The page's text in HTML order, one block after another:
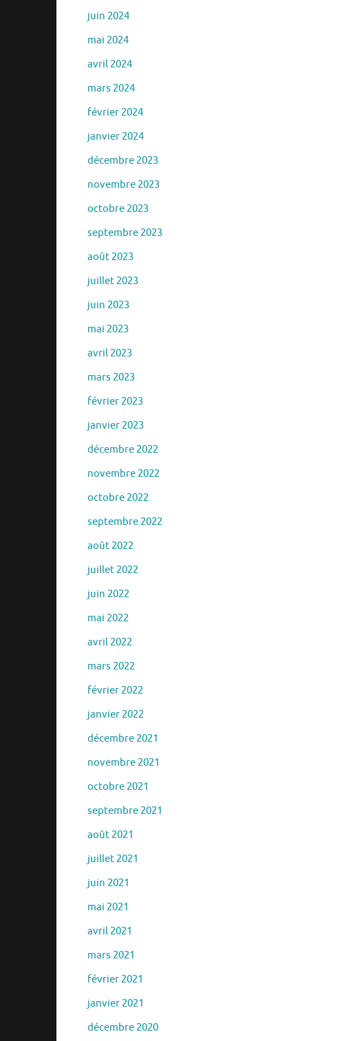
juin 2024
mai 2024
avril 2024
mars 2024
février 2024
janvier 2024
décembre 2023
novembre 2023
octobre 2023
septembre 2023
août 2023
juillet 2023
juin 2023
mai 2023
avril 2023
mars 2023
février 2023
janvier 2023
décembre 2022
novembre 2022
octobre 2022
septembre 2022
août 2022
juillet 2022
juin 2022
mai 2022
avril 2022
mars 2022
février 2022
janvier 2022
décembre 2021
novembre 2021
octobre 2021
septembre 2021
août 2021
juillet 2021
juin 2021
mai 2021
avril 2021
mars 2021
février 2021
janvier 2021
décembre 2020